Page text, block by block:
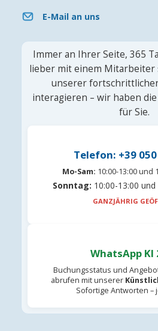
E-Mail an uns
Immer an Ihrer Seite, 365
lieber mit einem Mitarbeiter
unserer
interagieren – wir haben
für Sie.
Telefon: +39
Mo-Sam: 10:00-13:00 und
Sonntag: 10:00-13:00
GANZJÄHRIG
WhatsApp KI
Buchungsstatus und
abrufen mit unserer
Sofortige Antworten –